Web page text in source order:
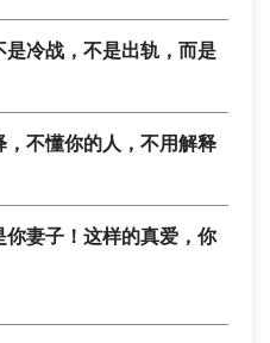
冷战，不是出轨，而是
不懂你的人，不用解释
妻子！这样的真爱，你